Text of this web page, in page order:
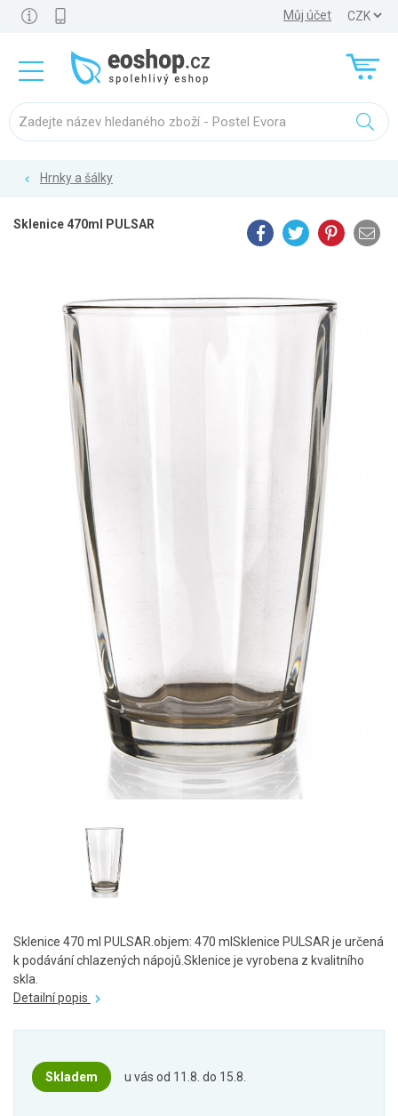
Můj účet
Hrnky a šálky
Sklenice 470ml PULSAR
Sklenice 470 ml PULSAR.objem: 470 mlSklenice PULSAR je určená
k podávání chlazených nápojů.Sklenice je vyrobena z kvalitního
skla.
Detailní popis
Skladem u vás od 11.8. do 15.8.